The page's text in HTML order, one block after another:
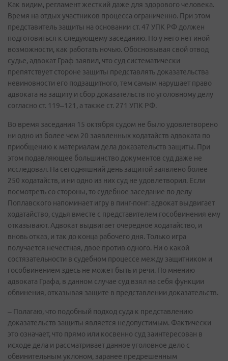
Как видим, регламент жесткий даже для здорового человека.
Время на отдых участников процесса ограниченно. При этом
представитель защиты на основании ст. 47 УПК РФ должен
подготовиться к следующему заседанию. Но у него нет иной
возможности, как работать ночью. Обосновывая свой отвод
судье, адвокат Граф заявил, что суд систематически
препятствует стороне защиты представлять доказательства
невиновности его подзащитного, тем самым нарушает право
адвоката на защиту и сбор доказательств по уголовному делу
согласно ст. 119–121, а также ст. 271 УПК РФ.
Во время заседания 15 октября судом не было удовлетворено
ни одно из более чем 20 заявленных ходатайств адвоката по
приобщению к материалам дела доказательств защиты. При
этом подавляющее большинство документов суд даже не
исследовал. На сегодняшний день защитой заявлено более
250 ходатайств, и ни одно из них суд не удовлетворил. Если
посмотреть со стороны, то судебное заседание по делу
Поплавского напоминает игру в пинг-понг: адвокат выдвигает
ходатайство, судья вместе с представителем гособвинения ему
отказывают. Адвокат выдвигает очередное ходатайство, и
вновь отказ, и так до конца рабочего дня. Только игра
получается нечестная, двое против одного. Ни о какой
состязательности в судебном процессе между защитником и
гособвинением здесь не может быть и речи. По мнению
адвоката Графа, в данном случае суд взял на себя функции
обвинения, отказывая защите в представлении доказательств.
– Полагаю, что подобный подход суда к представлению
доказательств защиты является недопустимым. Фактически
это означает, что прямо или косвенно суд заинтересован в
исходе дела и рассматривает данное уголовное дело с
обвинительным уклоном, заранее предрешенным